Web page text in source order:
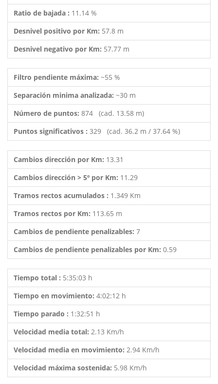
Ratio de bajada : 11.14 %
Desnivel positivo por Km: 57.8 m
Desnivel negativo por Km: 57.77 m
Filtro pendiente máxima: ~55 %
Separación minima analizada: ~30 m
Número de puntos: 874 (cad. 13.58 m)
Puntos significativos : 329 (cad. 36.2 m / 37.64 %)
Cambios dirección por Km: 13.31
Cambios dirección > 5º por Km: 11.29
Tramos rectos acumulados : 1.349 Km
Tramos rectos por Km: 113.65 m
Cambios de pendiente penalizables: 7
Cambios de pendiente penalizables por Km: 0.59
Tiempo total : 5:35:03 h
Tiempo en movimiento: 4:02:12 h
Tiempo parado : 1:32:51 h
Velocidad media total: 2.13 Km/h
Velocidad media en movimiento: 2.94 Km/h
Velocidad máxima sostenida: 5.98 Km/h